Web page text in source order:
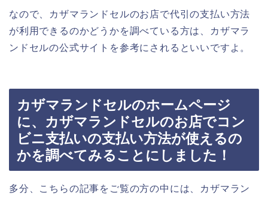
なので、カザマランドセルのお店で代引の支払い方法
が利用できるのかどうかを調べている方は、カザマラ
ンドセルの公式サイトを参考にされるといいですよ。
カザマランドセルのホームページ
に、カザマランドセルのお店でコン
ビニ支払いの支払い方法が使えるの
かを調べてみることにしました！
多分、こちらの記事をご覧の方の中には、カザマラン